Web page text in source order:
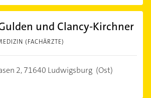
und Clancy-Kirchner
(FACHÄRZTE)
2,71640 Ludwigsburg (Ost)